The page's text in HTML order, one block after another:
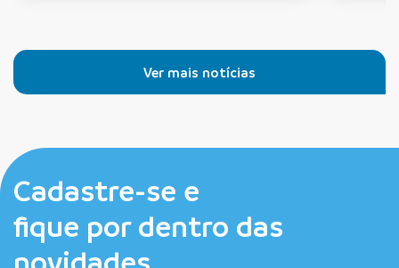
Ver mais notícias
Cadastre-se e
fique por dentro das